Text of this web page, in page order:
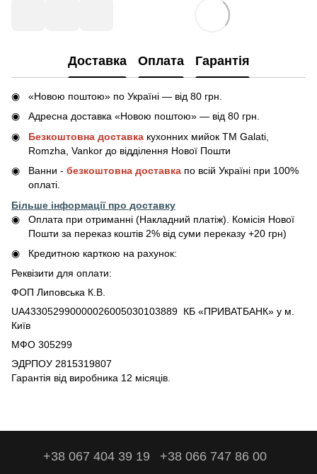
Доставка Оплата Гарантія
«Новою поштою» по Україні — від 80 грн.
Адресна доставка «Новою поштою» — від 80 грн.
Безкоштовна доставка кухонних мийок ТМ Galati,
Romzha, Vankor до відділення Нової Пошти
Ванни - безкоштовна доставка по всій Україні при 100%
оплаті.
Більше інформації про доставку
Оплата при отриманні (Накладний платіж). Комісія Нової
Пошти за переказ коштів 2% від суми переказу +20 грн)
Кредитною карткою на рахунок:
Реквізити для оплати:
ФОП Липовська К.В.
UA433052990000026005030103889 КБ «ПРИВАТБАНК» у м.
Київ
МФО 305299
ЭДРПОУ 2815319807
Гарантія від виробника 12 місяців.
+38 067 404 39 19 +38 066 747 86 00